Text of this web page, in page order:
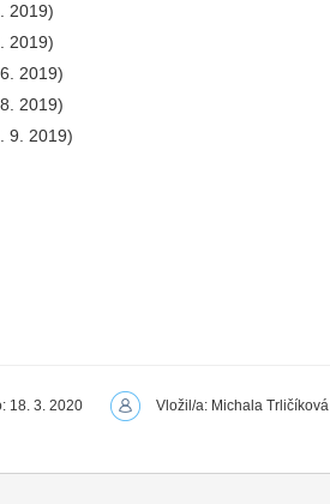
2019)
2019)
2019)
2019)
9. 2019)
18. 3. 2020 Vložil/a: Michala Trličíková